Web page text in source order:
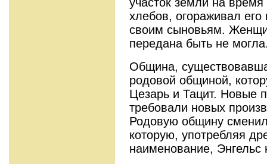
хлебов, огораживал
своим сыновьям.
передана быть не
Община,
родовой общиной,
Цезарь и Тацит. Новые
требовали новых
Родовую общину
которую, употребляя
наименование,